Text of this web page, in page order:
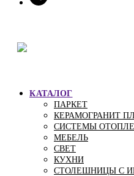
КАТАЛОГ
ПАРКЕТ
КЕРАМОГРАНИТ
СИСТЕМЫ
МЕБЕЛЬ
СВЕТ
КУХНИ
СТОЛЕШНИЦЫ С